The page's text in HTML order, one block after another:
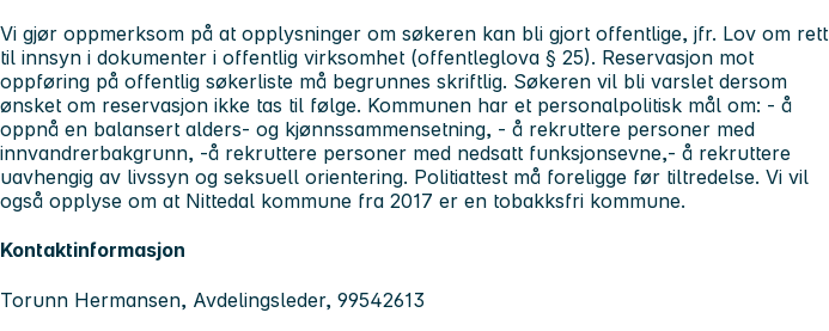
Vi gjør oppmerksom på at opplysninger om søkeren kan bli gjort offentlige, jfr. Lov om rett
til innsyn i dokumenter i offentlig virksomhet (offentleglova § 25). Reservasjon mot
oppføring på offentlig søkerliste må begrunnes skriftlig. Søkeren vil bli varslet dersom
ønsket om reservasjon ikke tas til følge. Kommunen har et personalpolitisk mål om: - å
oppnå en balansert alders- og kjønnssammensetning, - å rekruttere personer med
innvandrerbakgrunn, -å rekruttere personer med nedsatt funksjonsevne,- å rekruttere
uavhengig av livssyn og seksuell orientering. Politiattest må foreligge før tiltredelse. Vi vil
også opplyse om at Nittedal kommune fra 2017 er en tobakksfri kommune.
Kontaktinformasjon
Torunn Hermansen, Avdelingsleder, 99542613